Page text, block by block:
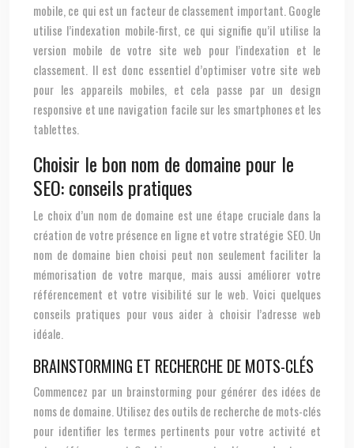
mobile, ce qui est un facteur de classement important. Google
utilise l’indexation mobile-first, ce qui signifie qu’il utilise la
version mobile de votre site web pour l’indexation et le
classement. Il est donc essentiel d’optimiser votre site web
pour les appareils mobiles, et cela passe par un design
responsive et une navigation facile sur les smartphones et les
tablettes.
Choisir le bon nom de domaine pour le
SEO: conseils pratiques
Le choix d’un nom de domaine est une étape cruciale dans la
création de votre présence en ligne et votre stratégie SEO. Un
nom de domaine bien choisi peut non seulement faciliter la
mémorisation de votre marque, mais aussi améliorer votre
référencement et votre visibilité sur le web. Voici quelques
conseils pratiques pour vous aider à choisir l’adresse web
idéale.
BRAINSTORMING ET RECHERCHE DE MOTS-CLÉS
Commencez par un brainstorming pour générer des idées de
noms de domaine. Utilisez des outils de recherche de mots-clés
pour identifier les termes pertinents pour votre activité et